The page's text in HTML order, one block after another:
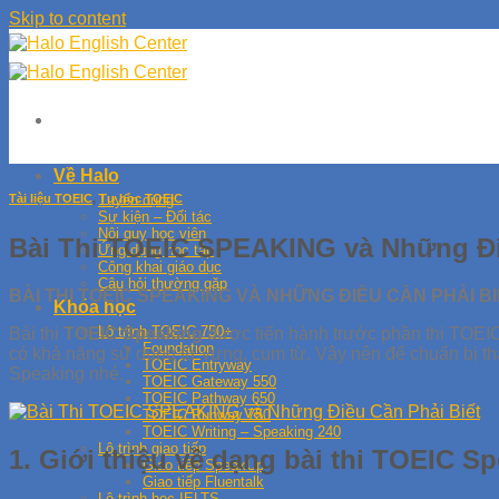
Skip to content
Về Halo
Tuyển dụng
Sự kiện – Đối tác
Nội quy học viên
Ứng dụng học tập
Công khai giáo dục
Câu hỏi thường gặp
Khóa học
Lộ trình TOEIC 750+
Foundation
TOEIC Entryway
TOEIC Gateway 550
TOEIC Pathway 650
TOEIC Runway 750
TOEIC Writing – Speaking 240
Lộ trình giao tiếp
Giao tiếp SpeakUp
Giao tiếp Fluentalk
Tài liệu TOEIC,Tự học TOEIC
Bài Thi TOEIC SPEAKING và Những
BÀI THI TOEIC SPEAKING VÀ NHỮNG ĐIỀU CẦN PHẢI
Bài thi TOEIC Speakingđược tiến hành trước phần thi
có khả năng sử dụng từ vựng, cụm từ. Vậy nên để chuẩn bị
Speaking nhé.
1. Giới thiệu về dạng bài thi TOEIC